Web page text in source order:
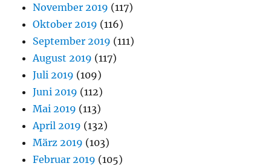
November 2019 (117)
Oktober 2019 (116)
September 2019 (111)
August 2019 (117)
Juli 2019 (109)
Juni 2019 (112)
Mai 2019 (113)
April 2019 (132)
März 2019 (103)
Februar 2019 (105)